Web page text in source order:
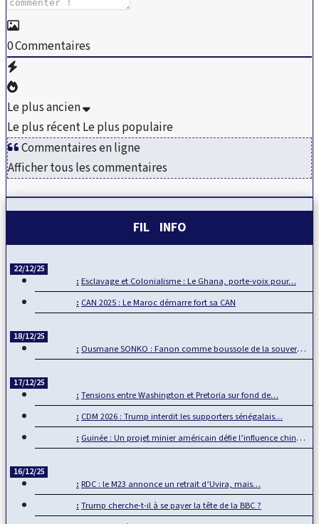
0Commentaires
Le plus ancien
Le plus récentLe plus populaire
Commentaires en ligne
Afficher tous les commentaires
FIL INFO
22/12/25
Esclavage et Colonialisme : Le Ghana, porte-voix pour…
CAN 2025 : Le Maroc démarre fort sa CAN
18/12/25
Ousmane SONKO : Fanon comme boussole de la souveraineté…
17/12/25
Tensions entre Washington et Pretoria sur fond de…
CDM 2026 : Trump interdit les supporters sénégalais…
Guinée : Un projet minier américain défie l’influence chinoise
16/12/25
RDC : le M23 annonce un retrait d’Uvira, mais…
Trump cherche-t-il à se payer la tête de la BBC ?